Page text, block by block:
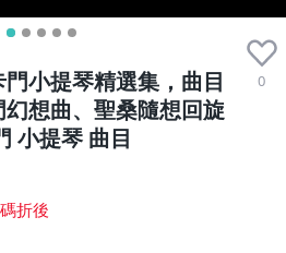
小提琴精選集，曲目
想曲、聖桑隨想回旋
小提琴 曲目
0